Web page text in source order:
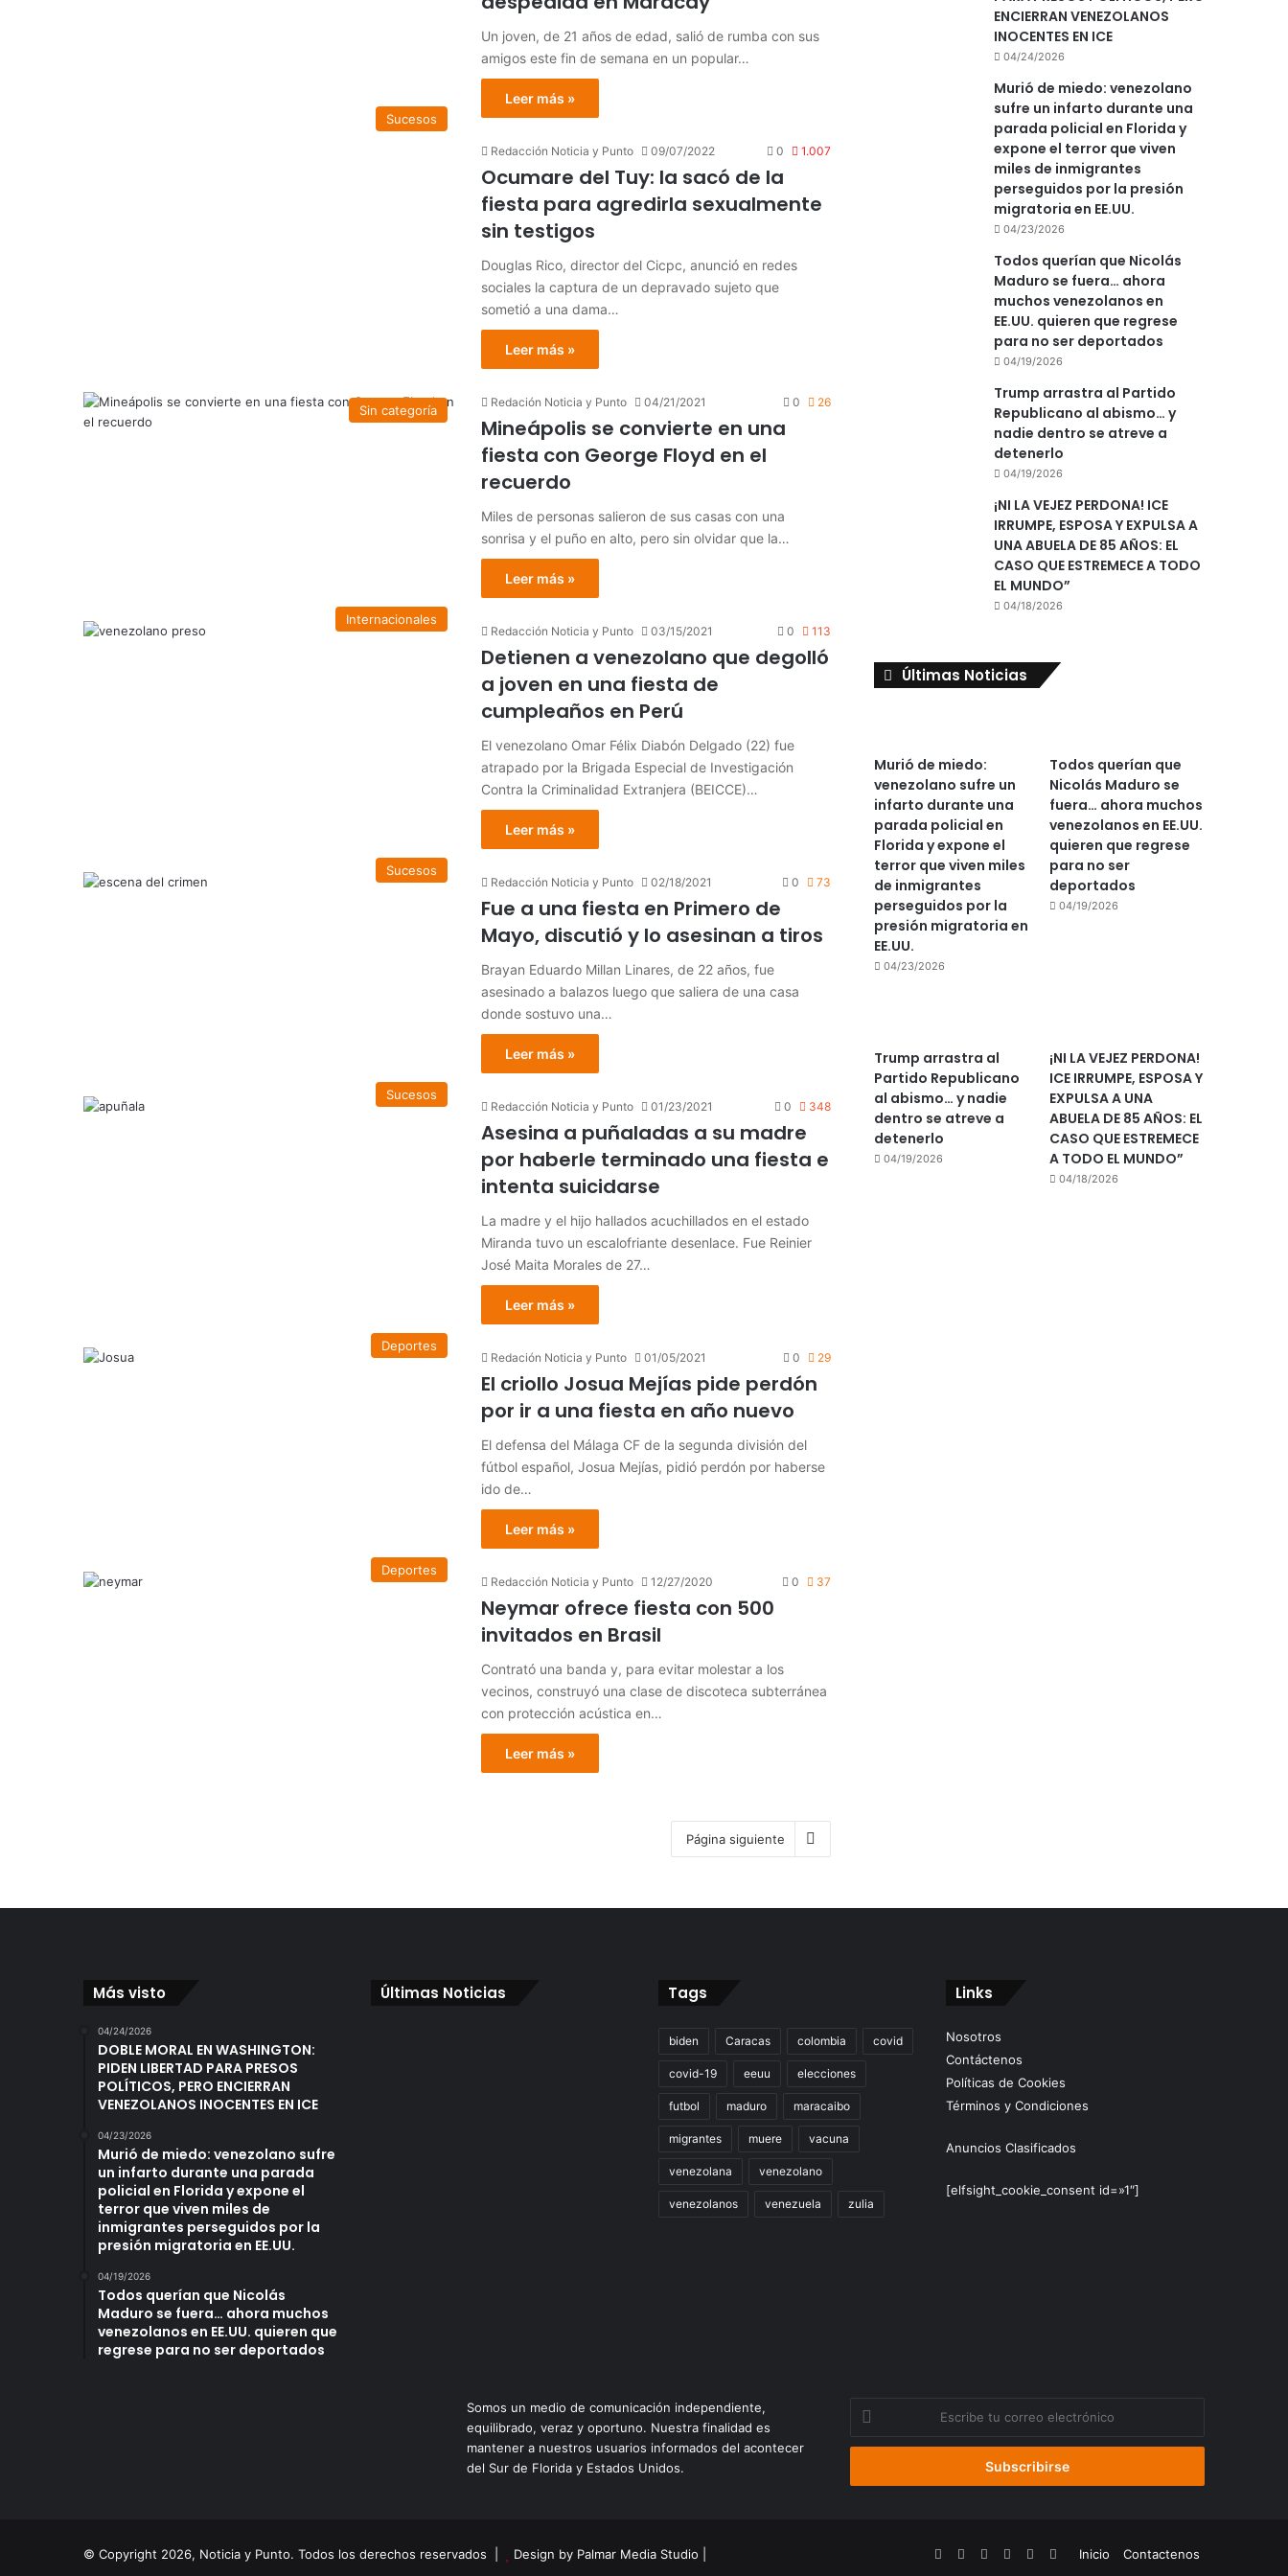
Un joven, de 21 años de edad, salió de rumba con sus
amigos este fin de semana en un popular…
Leer más »
Sucesos
Redacción Noticia y Punto 09/07/2022 0 1.007
Ocumare del Tuy: la sacó de la
fiesta para agredirla sexualmente
sin testigos
Douglas Rico, director del Cicpc, anunció en redes
sociales la captura de un depravado sujeto que
sometió a una dama…
Leer más »
Sin categoría
Redación Noticia y Punto 04/21/2021 0 26
Mineápolis se convierte en una
fiesta con George Floyd en el
recuerdo
Miles de personas salieron de sus casas con una
sonrisa y el puño en alto, pero sin olvidar que la…
Leer más »
Internacionales
Redacción Noticia y Punto 03/15/2021 0 113
Detienen a venezolano que degolló
a joven en una fiesta de
cumpleaños en Perú
El venezolano Omar Félix Diabón Delgado (22) fue
atrapado por la Brigada Especial de Investigación
Contra la Criminalidad Extranjera (BEICCE)…
Leer más »
Sucesos
Redacción Noticia y Punto 02/18/2021 0 73
Fue a una fiesta en Primero de
Mayo, discutió y lo asesinan a tiros
Brayan Eduardo Millan Linares, de 22 años, fue
asesinado a balazos luego que saliera de una casa
donde sostuvo una…
Leer más »
Sucesos
Redacción Noticia y Punto 01/23/2021 0 348
Asesina a puñaladas a su madre
por haberle terminado una fiesta e
intenta suicidarse
La madre y el hijo hallados acuchillados en el estado
Miranda tuvo un escalofriante desenlace. Fue Reinier
José Maita Morales de 27…
Leer más »
Deportes
Redación Noticia y Punto 01/05/2021 0 29
El criollo Josua Mejías pide perdón
por ir a una fiesta en año nuevo
El defensa del Málaga CF de la segunda división del
fútbol español, Josua Mejías, pidió perdón por haberse
ido de…
Leer más »
Deportes
Redacción Noticia y Punto 12/27/2020 0 37
Neymar ofrece fiesta con 500
invitados en Brasil
Contrató una banda y, para evitar molestar a los
vecinos, construyó una clase de discoteca subterránea
con protección acústica en…
Leer más »
Página siguiente
ENCIERRAN VENEZOLANOS
INOCENTES EN ICE
04/24/2026
Murió de miedo: venezolano
sufre un infarto durante una
parada policial en Florida y
expone el terror que viven
miles de inmigrantes
perseguidos por la presión
migratoria en EE.UU.
04/23/2026
Todos querían que Nicolás
Maduro se fuera… ahora
muchos venezolanos en
EE.UU. quieren que regrese
para no ser deportados
04/19/2026
Trump arrastra al Partido
Republicano al abismo… y
nadie dentro se atreve a
detenerlo
04/19/2026
¡NI LA VEJEZ PERDONA! ICE
IRRUMPE, ESPOSA Y EXPULSA A
UNA ABUELA DE 85 AÑOS: EL
CASO QUE ESTREMECE A TODO
EL MUNDO”
04/18/2026
Últimas Noticias
Murió de miedo:
venezolano sufre un
infarto durante una
parada policial en
Florida y expone el
terror que viven miles
de inmigrantes
perseguidos por la
presión migratoria en
EE.UU.
04/23/2026
Todos querían que
Nicolás Maduro se
fuera… ahora muchos
venezolanos en EE.UU.
quieren que regrese
para no ser
deportados
04/19/2026
Trump arrastra al
Partido Republicano
al abismo… y nadie
dentro se atreve a
detenerlo
04/19/2026
¡NI LA VEJEZ PERDONA!
ICE IRRUMPE, ESPOSA Y
EXPULSA A UNA
ABUELA DE 85 AÑOS: EL
CASO QUE ESTREMECE
A TODO EL MUNDO”
04/18/2026
Más visto
04/24/2026
DOBLE MORAL EN WASHINGTON:
PIDEN LIBERTAD PARA PRESOS
POLÍTICOS, PERO ENCIERRAN
VENEZOLANOS INOCENTES EN ICE
04/23/2026
Murió de miedo: venezolano sufre
un infarto durante una parada
policial en Florida y expone el
terror que viven miles de
inmigrantes perseguidos por la
presión migratoria en EE.UU.
04/19/2026
Todos querían que Nicolás
Maduro se fuera… ahora muchos
venezolanos en EE.UU. quieren que
regrese para no ser deportados
Últimas Noticias Tags
biden Caracas colombia covid
covid-19 eeuu elecciones
futbol maduro maracaibo
migrantes muere vacuna
venezolana venezolano
venezolanos venezuela zulia
Links
Nosotros
Contáctenos
Políticas de Cookies
Términos y Condiciones
Anuncios Clasificados
[elfsight_cookie_consent id=»1″]
Somos un medio de comunicación independiente,
equilibrado, veraz y oportuno. Nuestra finalidad es
mantener a nuestros usuarios informados del acontecer
del Sur de Florida y Estados Unidos.
Escribe
correo
© Copyright 2026, Noticia y Punto. Todos los derechos reservados | Design by Palmar Media Studio Inicio Contactenos
FacebookYouTubeInstagramTelegramWhatsApp
Google